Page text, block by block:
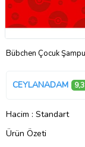
Bübchen Çocuk
CEYLANADAM 9,3
Hacim : Standart
Ürün Özeti